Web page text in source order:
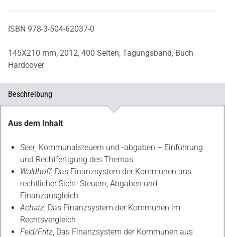
ISBN 978-3-504-62037-0
145X210 mm, 2012, 400 Seiten, Tagungsband, Buch
Hardcover
Beschreibung
Beschreibung
Aus dem Inhalt
Seer, Kommunalsteuern und -abgaben – Einführung
und Rechtfertigung des Themas
Waldhoff, Das Finanzsystem der Kommunen aus
rechtlicher Sicht: Steuern, Abgaben und
Finanzausgleich
Achatz, Das Finanzsystem der Kommunen im
Rechtsvergleich
Feld/Fritz, Das Finanzsystem der Kommunen aus